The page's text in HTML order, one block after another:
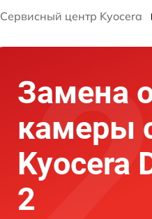
Сервисный центр Kyocera
Замена
камеры
Kyocera
2